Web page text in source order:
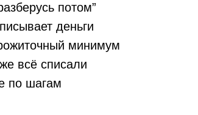
потом”
деньги
минимум
всё списали
по шагам